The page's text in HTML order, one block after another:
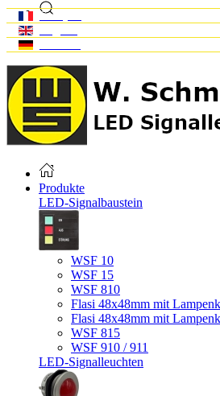
Français
Produkte
LED-Signalbaustein
WSF 10
WSF 15
WSF 810
Flasi 48x48mm mit
Flasi 48x48mm mit
WSF 815
WSF 910 / 911
LED-Signalleuchten